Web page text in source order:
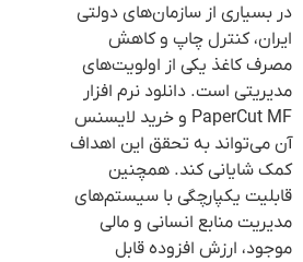
در بسیاری از سازمان‌های دولتی
ایران، کنترل چاپ و کاهش
مصرف کاغذ یکی از اولویت‌های
مدیریتی است. دانلود نرم افزار
PaperCut MF و خرید لایسنس
آن می‌تواند به تحقق این اهداف
کمک شایانی کند. همچنین
قابلیت یکپارچگی با سیستم‌های
مدیریت منابع انسانی و مالی
موجود، ارزش افزوده قابل